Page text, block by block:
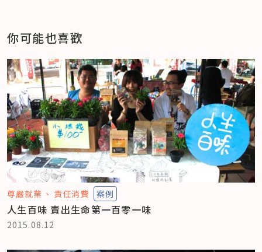
你可能也喜歡
尊嚴就業 責任消費 案例
人生百味 賣出生命第一百零一味
2015.08.12